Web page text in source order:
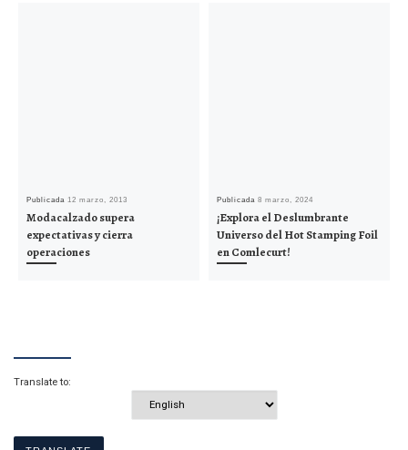
Publicada12 marzo, 2013
Modacalzado supera
expectativas y cierra
operaciones
Publicada8 marzo, 2024
¡Explora el Deslumbrante
Universo del Hot Stamping Foil
en Comlecurt!
Translate to: